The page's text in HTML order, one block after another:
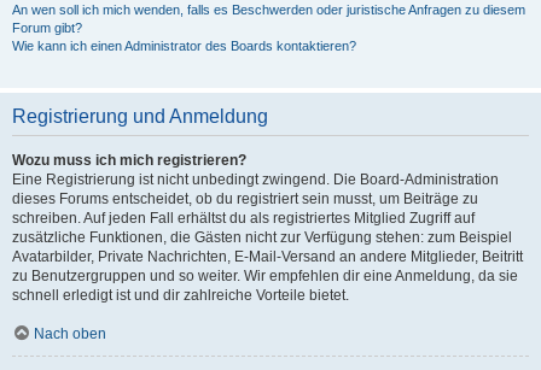
An wen soll ich mich wenden, falls es Beschwerden oder juristische Anfragen zu diesem
Forum gibt?
Wie kann ich einen Administrator des Boards kontaktieren?
Registrierung und Anmeldung
Wozu muss ich mich registrieren?
Eine Registrierung ist nicht unbedingt zwingend. Die Board-Administration
dieses Forums entscheidet, ob du registriert sein musst, um Beiträge zu
schreiben. Auf jeden Fall erhältst du als registriertes Mitglied Zugriff auf
zusätzliche Funktionen, die Gästen nicht zur Verfügung stehen: zum Beispiel
Avatarbilder, Private Nachrichten, E-Mail-Versand an andere Mitglieder, Beitritt
zu Benutzergruppen und so weiter. Wir empfehlen dir eine Anmeldung, da sie
schnell erledigt ist und dir zahlreiche Vorteile bietet.
Nach oben